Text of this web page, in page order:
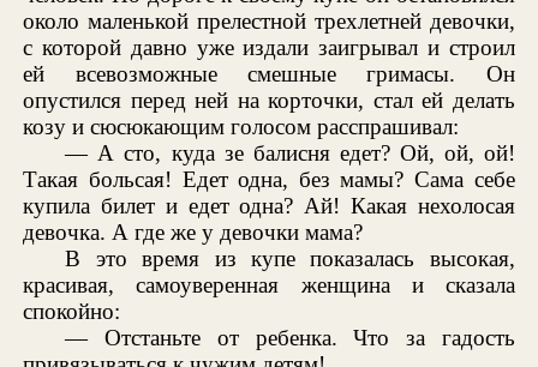
около маленькой прелестной трехлетней девочки,
с которой давно уже издали заигрывал и строил
ей всевозможные смешные гримасы. Он
опустился перед ней на корточки, стал ей делать
козу и сюсюкающим голосом расспрашивал:
— А сто, куда зе балисня едет? Ой, ой, ой!
Такая больсая! Едет одна, без мамы? Сама себе
купила билет и едет одна? Ай! Какая нехолосая
девочка. А где же у девочки мама?
В это время из купе показалась высокая,
красивая, самоуверенная женщина и сказала
спокойно:
— Отстаньте от ребенка. Что за гадость